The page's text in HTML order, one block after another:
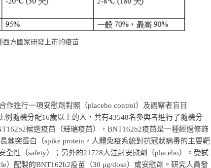
西方國家研發上市的疫苗
作進行一項安慰劑對照（placebo control）及觀察者盲目
例隨機分配16歲以上的人，共有43548名參與者進行了隨機分
候選疫苗（輝瑞疫苗），BNT162b2疫苗是一種經過修飾
棘突蛋白（spike protein，人體免疫系統對抗冠狀病毒的主要靶
性（safety）；另外的21728人注射安慰劑（placebo）。受試
）配製的BNT162b2疫苗（30 μg/dose）或安慰劑。研究人員發